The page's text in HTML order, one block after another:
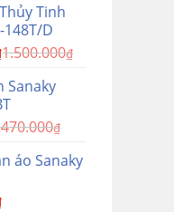
Tinh
148T/D
1.500.000₫
Sanaky
₫
áo Sanaky